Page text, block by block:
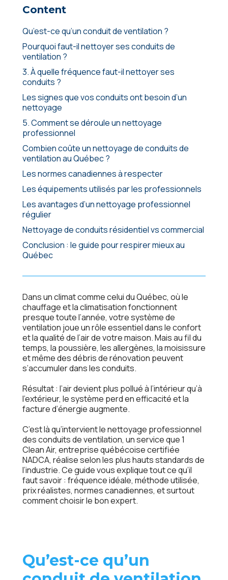
Content
Qu’est-ce qu’un conduit de ventilation ?
Pourquoi faut-il nettoyer ses conduits de
ventilation ?
3. À quelle fréquence faut-il nettoyer ses
conduits ?
Les signes que vos conduits ont besoin d’un
nettoyage
5. Comment se déroule un nettoyage
professionnel
Combien coûte un nettoyage de conduits de
ventilation au Québec ?
Les normes canadiennes à respecter
Les équipements utilisés par les professionnels
Les avantages d’un nettoyage professionnel
régulier
Nettoyage de conduits résidentiel vs commercial
Conclusion : le guide pour respirer mieux au
Québec
Dans un climat comme celui du Québec, où le
chauffage et la climatisation fonctionnent
presque toute l’année, votre système de
ventilation joue un rôle essentiel dans le confort
et la qualité de l’air de votre maison. Mais au fil du
temps, la poussière, les allergènes, la moisissure
et même des débris de rénovation peuvent
s’accumuler dans les conduits.
Résultat : l’air devient plus pollué à l’intérieur qu’à
l’extérieur, le système perd en efficacité et la
facture d’énergie augmente.
C’est là qu’intervient le nettoyage professionnel
des conduits de ventilation, un service que 1
Clean Air, entreprise québécoise certifiée
NADCA, réalise selon les plus hauts standards de
l’industrie. Ce guide vous explique tout ce qu’il
faut savoir : fréquence idéale, méthode utilisée,
prix réalistes, normes canadiennes, et surtout
comment choisir le bon expert.
Qu’est-ce qu’un